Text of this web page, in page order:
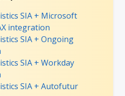
SIA + Microsoft
integration
SIA + Ongoing
SIA + Workday
SIA + Autofutur